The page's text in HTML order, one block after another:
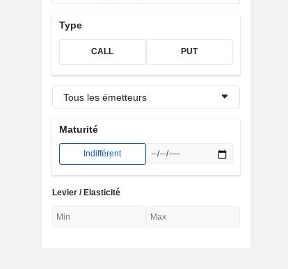
Type
CALL PUT
Tous les émetteurs
Maturité
Indifférent
Levier / Elasticité